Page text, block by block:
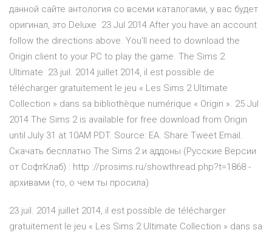
данной сайте антология со всеми каталогами, у вас будет
оригинал, это Deluxe 23 Jul 2014 After you have an account
follow the directions above. You'll need to download the
Origin client to your PC to play the game. The Sims 2
Ultimate 23 juil. 2014 juillet 2014, il est possible de
télécharger gratuitement le jeu « Les Sims 2 Ultimate
Collection » dans sa bibliothèque numérique « Origin ». 25 Jul
2014 The Sims 2 is available for free download from Origin
until July 31 at 10AM PDT. Source: EA. Share Tweet Email.
Скачать бесплатно The Sims 2 и аддоны (Русские Версии
от СофтКлаб) : http ://prosims.ru/showthread.php?t=1868 -
архивами (то, о чем ты просила)
23 juil. 2014 juillet 2014, il est possible de télécharger
gratuitement le jeu « Les Sims 2 Ultimate Collection » dans sa